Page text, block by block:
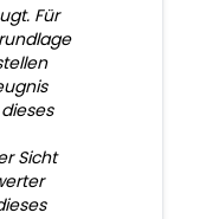
Für
Sicht